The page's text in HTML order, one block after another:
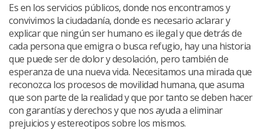
Es en los servicios públicos, donde nos encontramos y
convivimos la ciudadanía, donde es necesario aclarar y
explicar que ningún ser humano es ilegal y que detrás de
cada persona que emigra o busca refugio, hay una historia
que puede ser de dolor y desolación, pero también de
esperanza de una nueva vida. Necesitamos una mirada que
reconozca los procesos de movilidad humana, que asuma
que son parte de la realidad y que por tanto se deben hacer
con garantías y derechos y que nos ayuda a eliminar
prejuicios y estereotipos sobre los mismos.